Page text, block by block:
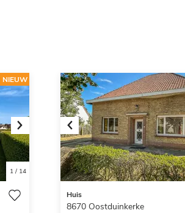
Next
1/ 14
NIEUW
Previous
Huis
8670 Oostduinkerke